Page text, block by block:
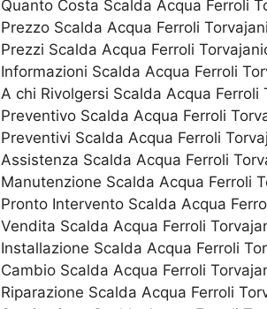
Quanto Costa Scalda Acqua Ferroli
Prezzo Scalda Acqua Ferroli
Prezzi Scalda Acqua Ferroli
Informazioni Scalda Acqua Ferroli
A chi Rivolgersi Scalda Acqua Ferroli
Preventivo Scalda Acqua Ferroli
Preventivi Scalda Acqua Ferroli
Assistenza Scalda Acqua Ferroli
Manutenzione Scalda Acqua Ferroli
Pronto Intervento Scalda Acqua
Vendita Scalda Acqua Ferroli
Installazione Scalda Acqua Ferroli
Cambio Scalda Acqua Ferroli
Riparazione Scalda Acqua Ferroli